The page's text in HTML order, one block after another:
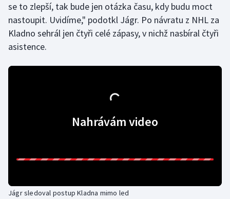
Moderní pětiboj
Motorsport
Olympijské hry
Rychlobruslení
se to zlepší, tak bude jen otázka času, kdy budu moct
nastoupit. Uvidíme," podotkl Jágr. Po návratu z NHL za
Kladno sehrál jen čtyři celé zápasy, v nichž nasbíral čtyři
asistence.
Nahrávám video
Jágr sledoval postup Kladna mimo led